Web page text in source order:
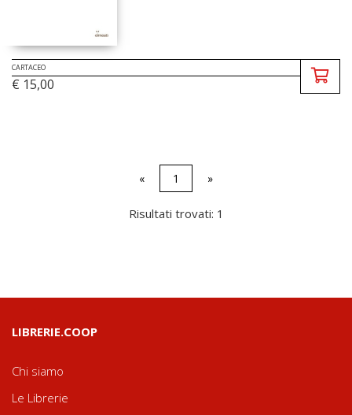
CARTACEO
€ 15,00
« 1 »
Risultati trovati: 1
LIBRERIE.COOP
Chi siamo
Le Librerie